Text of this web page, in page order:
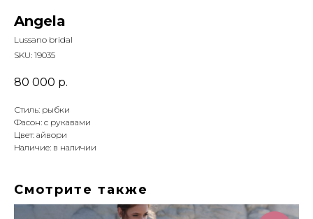
Angela
Lussano bridal
SKU: 19035
80 000 р.
Стиль: рыбки
Фасон: с рукавами
Цвет: айвори
Наличие: в наличии
Смотрите также